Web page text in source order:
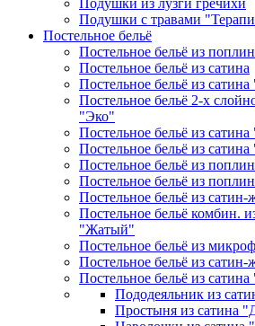
Подушки из лузги гречихи
Подушки с травами
Постельное бельё
Постельное бельё из
Постельное бельё из сатина
Постельное бельё из
Постельное бельё 2-х
"Эко"
Постельное бельё из
Постельное бельё из
Постельное бельё из
Постельное бельё из
Постельное бельё из сатин-
Постельное бельё комбин.
"Жатый"
Постельное бельё из
Постельное бельё из сатин-
Постельное бельё из
Пододеяльник из
Простыня из сатина